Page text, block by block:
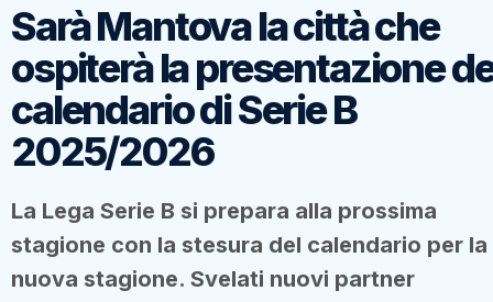
Sarà Mantova la città che
ospiterà la presentazione
calendario di Serie B
2025/2026
La Lega Serie B si prepara alla prossima
stagione con la stesura del calendario per la
nuova stagione. Svelati nuovi partner